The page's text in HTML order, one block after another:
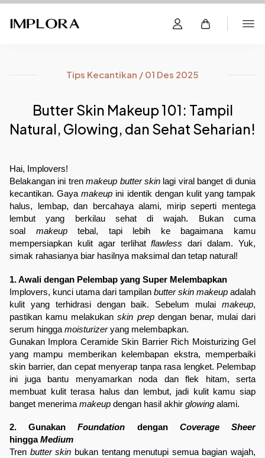
Tips Kecantikan / 01 Des 2025
Butter Skin Makeup 101: Tampil
Natural, Glowing, dan Sehat Seharian!
Hai, Implovers!
Belakangan ini tren makeup butter skin lagi viral banget di dunia
kecantikan. Gaya makeup ini identik dengan kulit yang tampak
halus, lembap, dan bercahaya alami, mirip seperti mentega
lembut yang berkilau sehat di wajah. Bukan cuma
soal makeup tebal, tapi lebih ke bagaimana kamu
mempersiapkan kulit agar terlihat flawless dari dalam. Yuk,
simak rahasianya biar hasilnya maksimal dan tetap natural!
1. Awali dengan Pelembap yang Super Melembapkan
Implovers, kunci utama dari tampilan butter skin makeup adalah
kulit yang terhidrasi dengan baik. Sebelum mulai makeup,
pastikan kamu melakukan skin prep dengan benar, mulai dari
serum hingga moisturizer yang melembapkan.
Gunakan
Implora Ceramide Skin Barrier Rich Moisturizing Gel
yang mampu memberikan kelembapan ekstra, memperbaiki
skin barrier, dan cepat menyerap tanpa rasa lengket. Pelembap
ini juga bantu menyamarkan noda dan flek hitam, serta
membuat kulit terasa halus dan lembut, jadi kulit kamu siap
banget menerima makeup dengan hasil akhir glowing alami.
2. Gunakan Foundation dengan Coverage Sheer
hingga Medium
Tren butter skin bukan tentang menutupi semua bagian wajah,